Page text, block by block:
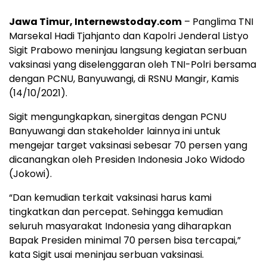
Jawa Timur, Internewstoday.com – Panglima TNI
Marsekal Hadi Tjahjanto dan Kapolri Jenderal Listyo
Sigit Prabowo meninjau langsung kegiatan serbuan
vaksinasi yang diselenggaran oleh TNI-Polri bersama
dengan PCNU, Banyuwangi, di RSNU Mangir, Kamis
(14/10/2021).
Sigit mengungkapkan, sinergitas dengan PCNU
Banyuwangi dan stakeholder lainnya ini untuk
mengejar target vaksinasi sebesar 70 persen yang
dicanangkan oleh Presiden Indonesia Joko Widodo
(Jokowi).
“Dan kemudian terkait vaksinasi harus kami
tingkatkan dan percepat. Sehingga kemudian
seluruh masyarakat Indonesia yang diharapkan
Bapak Presiden minimal 70 persen bisa tercapai,”
kata Sigit usai meninjau serbuan vaksinasi.